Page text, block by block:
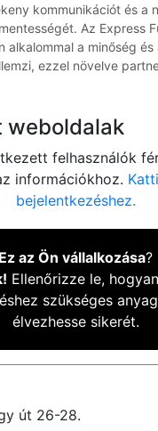
kommunikációt és a
Az Express
alkalommal a minőség és
ezzel növelve
weboldalak
felhasználók
információkhoz.
bejelentkezéshez.
Ez az Ön vállalkozása?
Ellenőrizze le,
szükséges
élvezhesse sikerét.
út 26-28.